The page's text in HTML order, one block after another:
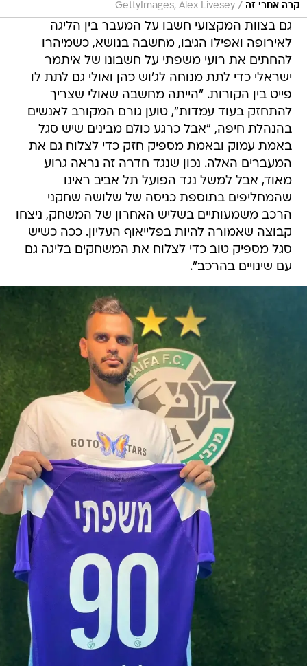
קרה אחרי זה /
GettyImages, Alex Livesey
גם בצוות המקצועי חשבו על המעבר בין הליגה
לאירופה ואפילו הגיבו, מחשבה בנושא, כשמיהרו
להחתים את רועי משפתי על חשבונו של איתמר
ישראלי כדי לתת מנוחה לג'וש כהן ואולי גם לתת לו
פייט בין הקורות. "הייתה מחשבה שאולי שצריך
להתחזק בעוד עמדות", טוען גורם המקורב לאנשים
בהנהלת חיפה, "אבל כרגע כולם מבינים שיש סגל
באמת עמוק ובאמת מספיק חזק כדי לצלוח גם את
המעברים האלה. נכון שנגד חדרה זה נראה גרוע
מאוד, אבל למשל נגד הפועל תל אביב ראינו
שהמחליפים בתוספת כניסה של שלושה שחקני
הרכב משמעותיים בשליש האחרון של המשחק, ניצחו
קבוצה שאמורה להיות בפלייאוף העליון. ככה כשיש
סגל מספיק טוב כדי לצלוח את המשחקים בליגה גם
עם שינויים בהרכב".